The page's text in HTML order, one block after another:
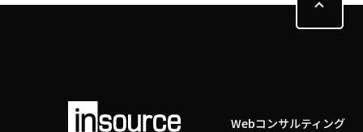
Webコンサルティング